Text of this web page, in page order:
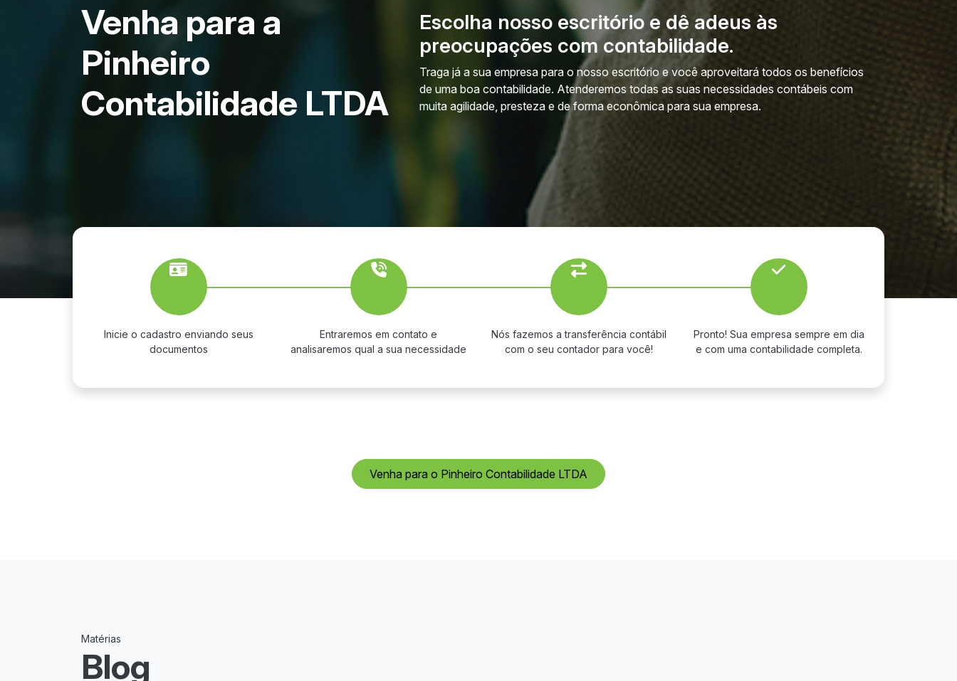
Venha para a
Pinheiro
Contabilidade LTDA
Escolha nosso escritório e dê adeus às
preocupações com contabilidade.
Traga já a sua empresa para o nosso escritório e você aproveitará todos os benefícios
de uma boa contabilidade. Atenderemos todas as suas necessidades contábeis com
muita agilidade, presteza e de forma econômica para sua empresa.
Inicie o cadastro enviando seus
documentos
Entraremos em contato e
analisaremos qual a sua necessidade
Nós fazemos a transferência contábil
com o seu contador para você!
Pronto! Sua empresa sempre em dia
e com uma contabilidade completa.
Venha para o Pinheiro Contabilidade LTDA
Matérias
Blog